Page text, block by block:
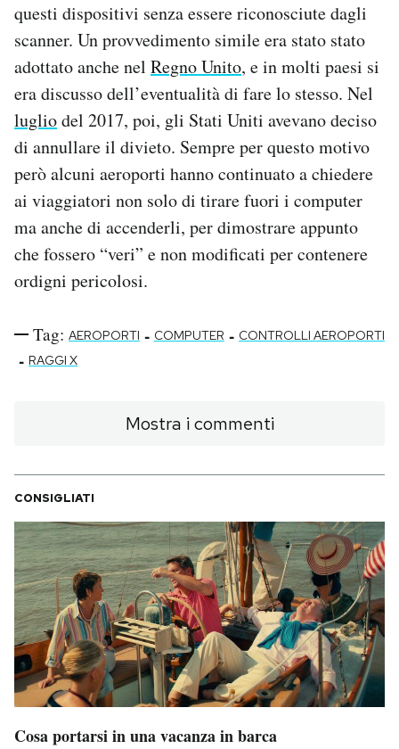
questi dispositivi senza essere riconosciute dagli
scanner. Un provvedimento simile era stato stato
adottato anche nel Regno Unito, e in molti paesi si
era discusso dell’eventualità di fare lo stesso. Nel
lugliodel 2017, poi, gli Stati Uniti avevano deciso
di annullare il divieto. Sempre per questo motivo
però alcuni aeroporti hanno continuato a chiedere
ai viaggiatori non solo di tirare fuori i computer
ma anche di accenderli, per dimostrare appunto
che fossero “veri” e non modificati per contenere
ordigni pericolosi.
Tag: AEROPORTI - COMPUTER - CONTROLLI AEROPORTI
- RAGGI X
Mostra i commenti
CONSIGLIATI
Cosa portarsi in una vacanza in barca